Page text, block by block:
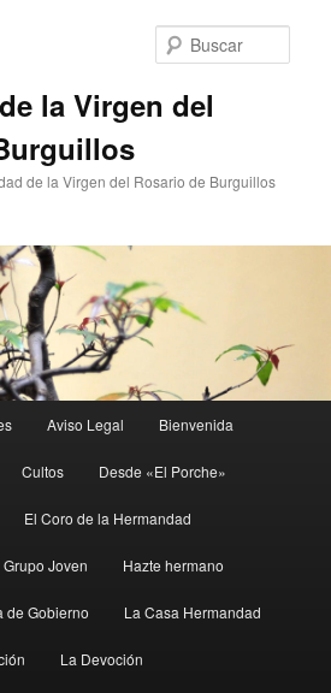
la Virgen del
de la Virgen del Rosario de Burguillos
Aviso Legal Bienvenida
Cultos Desde «El Porche»
El Coro de la Hermandad
Grupo Joven Hazte hermano
de Gobierno La Casa Hermandad
La Devoción